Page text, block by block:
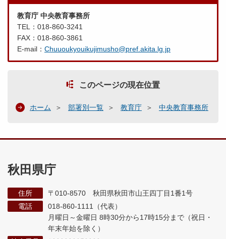
教育庁 中央教育事務所
TEL：018-860-3241
FAX：018-860-3861
E-mail： Chuuoukyouikujimusho@pref.akita.lg.jp
このページの現在位置
ホーム 部署別一覧 教育庁 中央教育事務所
秋田県庁
住所
〒010-8570 秋田県秋田市山王四丁目1番1号
電話
018-860-1111（代表）
月曜日～金曜日 8時30分から17時15分まで （祝日・
年末年始を除く）